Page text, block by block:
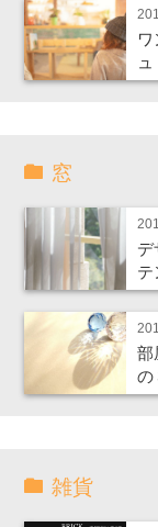
ュ
窓
デ
テ
部
の
雑貨